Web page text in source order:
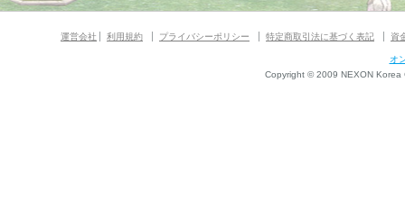
運営会社 利用規約 プライバシーポリシー 特定商取引法に基づく表記 資
オ
Copyright © 2009 NEXON Korea